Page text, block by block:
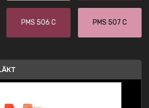
PMS 506 C PMS 507 C